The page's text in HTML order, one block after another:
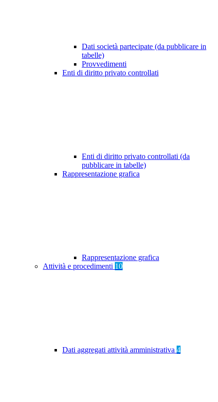
Dati società partecipate (da pubblicare in
tabelle)
Provvedimenti
Enti di diritto privato controllati
Enti di diritto privato controllati (da
pubblicare in tabelle)
Rappresentazione grafica
Rappresentazione grafica
Attività e procedimenti 10
Dati aggregati attività amministrativa 4